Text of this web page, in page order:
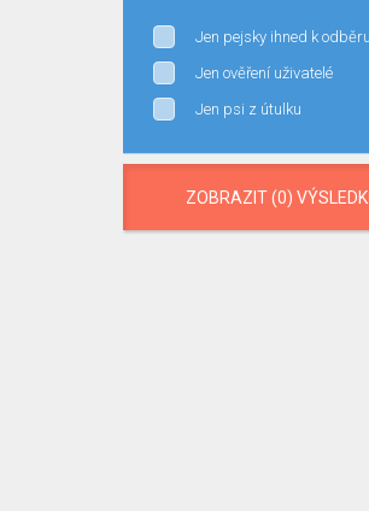
Jen pejsky ihned k odběru
Jen ověření uživatelé
Jen psi z útulku
ZOBRAZIT (0)